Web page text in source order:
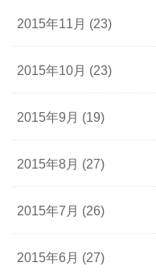
2015年11月 (23)
2015年10月 (23)
2015年9月 (19)
2015年8月 (27)
2015年7月 (26)
2015年6月 (27)